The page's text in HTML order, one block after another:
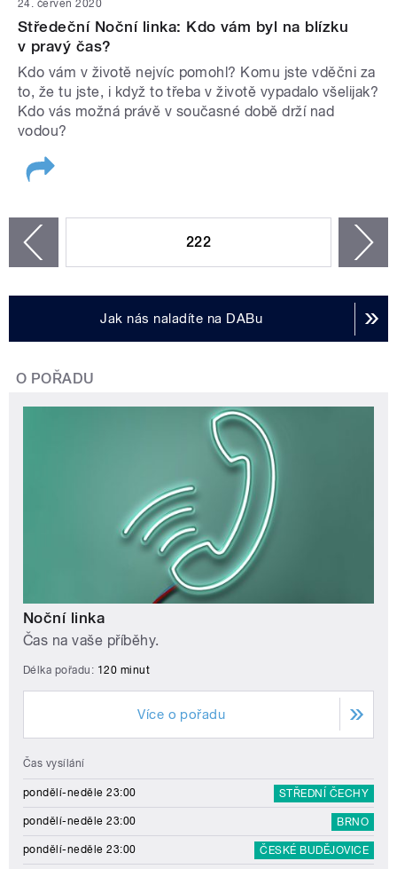
24. červen 2020
Středeční Noční linka: Kdo vám byl na blízku
v pravý čas?
Kdo vám v životě nejvíc pomohl? Komu jste vděčni za
to, že tu jste, i když to třeba v životě vypadalo všelijak?
Kdo vás možná právě v současné době drží nad
vodou?
222
Jak nás naladíte na DABu
O POŘADU
Noční linka
Čas na vaše příběhy.
Délka pořadu: 120 minut
Více o pořadu
Čas vysílání
pondělí-neděle 23:00 STŘEDNÍ ČECHY
pondělí-neděle 23:00 BRNO
pondělí-neděle 23:00 ČESKÉ BUDĚJOVICE